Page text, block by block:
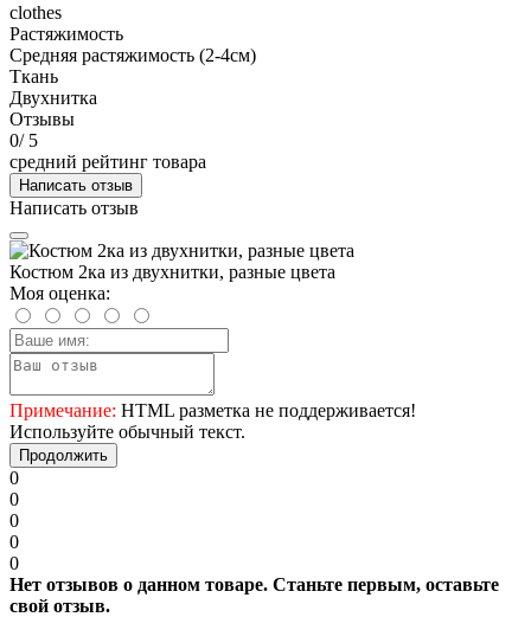
clothes
Растяжимость
Средняя растяжимость (2-4см)
Ткань
Двухнитка
Отзывы
0/ 5
средний рейтинг товара
Написать отзыв
Написать отзыв
Костюм 2ка из двухнитки, разные цвета
Моя оценка:
Примечание: HTML разметка не поддерживается!
Используйте обычный текст.
Продолжить
0
0
0
0
0
Нет отзывов о данном товаре. Станьте первым, оставьте
свой отзыв.